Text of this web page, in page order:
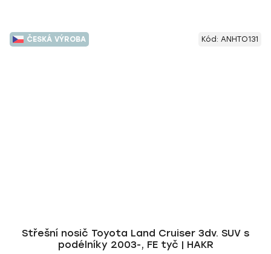
ČESKÁ VÝROBA
Střešní nosič Toyota Land Cruiser 3dv. SUV s
podélníky 2003-, FE tyč | HAKR
Kód: ANHTO131